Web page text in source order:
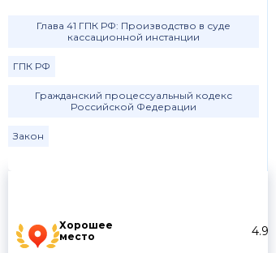
Хорошее
место
4.9
Глава 41 ГПК РФ: Производство в суде
кассационной инстанции
ГПК РФ
Гражданский процессуальный кодекс
Российской Федерации
Закон